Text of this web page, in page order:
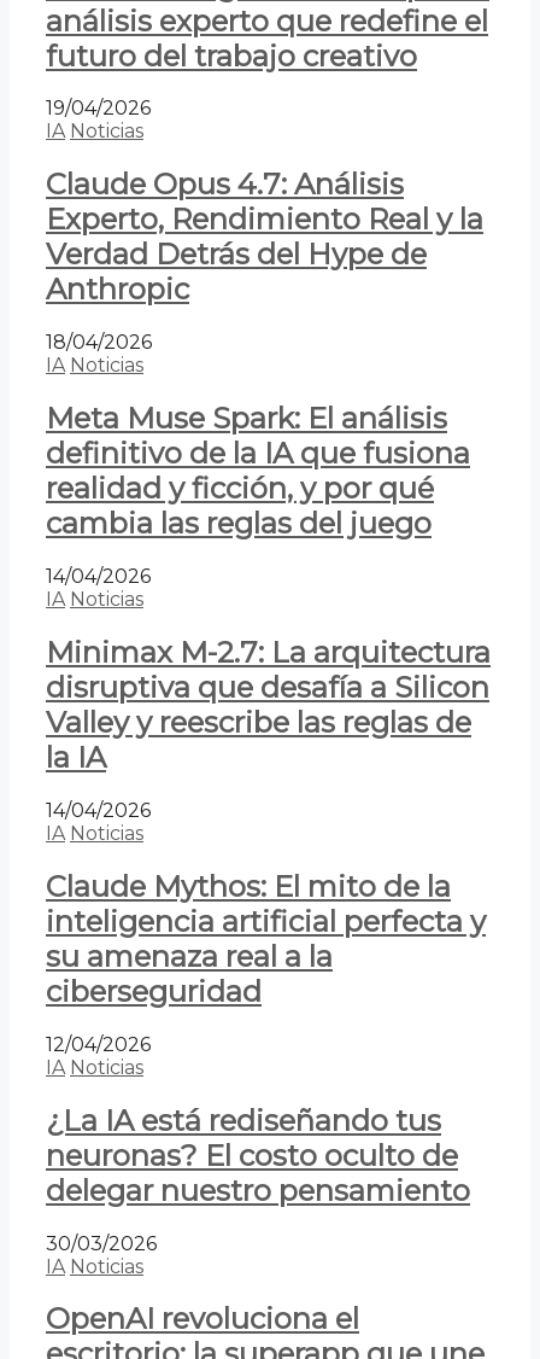
análisis experto que redefine el
futuro del trabajo creativo
19/04/2026
IA Noticias
Claude Opus 4.7: Análisis
Experto, Rendimiento Real y la
Verdad Detrás del Hype de
Anthropic
18/04/2026
IA Noticias
Meta Muse Spark: El análisis
definitivo de la IA que fusiona
realidad y ficción, y por qué
cambia las reglas del juego
14/04/2026
IA Noticias
Minimax M-2.7: La arquitectura
disruptiva que desafía a Silicon
Valley y reescribe las reglas de
la IA
14/04/2026
IA Noticias
Claude Mythos: El mito de la
inteligencia artificial perfecta y
su amenaza real a la
ciberseguridad
12/04/2026
IA Noticias
¿La IA está rediseñando tus
neuronas? El costo oculto de
delegar nuestro pensamiento
30/03/2026
IA Noticias
OpenAI revoluciona el